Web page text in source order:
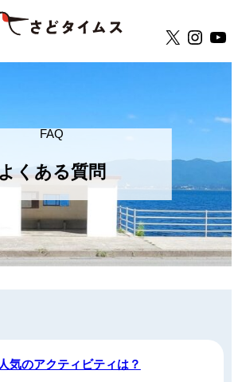
X
FAQ
くある質問
気のアクティビティは？